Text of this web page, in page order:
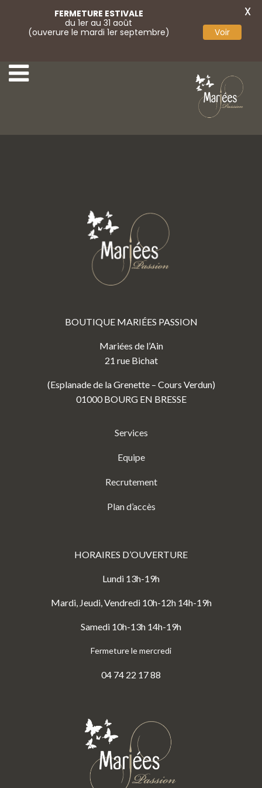
BOUTIQUE MARIÉES PASSION
Mariées de l’Ain
21 rue Bichat
(Esplanade de la Grenette – Cours Verdun)
01000 BOURG EN BRESSE
Services
Equipe
Recrutement
Plan d’accès
HORAIRES D’OUVERTURE
Lundi 13h-19h
Mardi, Jeudi, Vendredi 10h-12h 14h-19h
Samedi 10h-13h 14h-19h
Fermeture le mercredi
04 74 22 17 88
FERMETURE ESTIVALE
du 1er au 31 août
(ouverure le mardi 1er septembre)
Voir
X